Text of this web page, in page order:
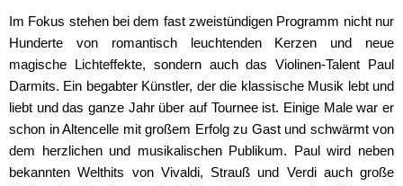
Im Fokus stehen bei dem fast zweistündigen Programm nicht nur
Hunderte von romantisch leuchtenden Kerzen und neue
magische Lichteffekte, sondern auch das Violinen-Talent Paul
Darmits. Ein begabter Künstler, der die klassische Musik lebt und
liebt und das ganze Jahr über auf Tournee ist. Einige Male war er
schon in Altencelle mit großem Erfolg zu Gast und schwärmt von
dem herzlichen und musikalischen Publikum. Paul wird neben
bekannten Welthits von Vivaldi, Strauß und Verdi auch große